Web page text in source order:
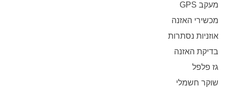
מעקב GPS
מכשירי האזנה
אוזניות נסתרות
בדיקת האזנה
גז פלפל
שוקר חשמלי